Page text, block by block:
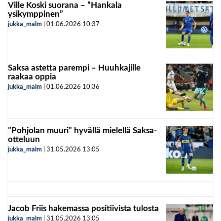
Ville Koski suorana – ”Hankala
ysikymppinen”
jukka_malm 01.06.2026 10:37
Saksa astetta parempi – Huuhkajille
raakaa oppia
jukka_malm 01.06.2026 10:36
”Pohjolan muuri” hyvällä mielellä Saksa-
otteluun
jukka_malm 31.05.2026 13:05
Jacob Friis hakemassa positiivista tulosta
jukka_malm 31.05.2026 13:05